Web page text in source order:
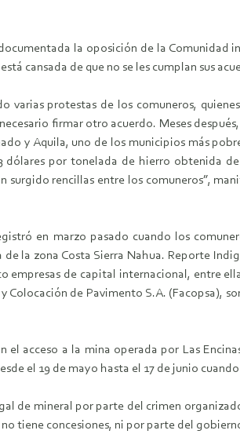
la oposición de la Comunidad
cansada de que no se les cumplan sus
protestas de los comuneros,
firmar otro acuerdo. Meses
y Aquila, uno de los municipios más
dólares por tonelada de hierro obtenida
rencillas entre los comuneros”,
en marzo pasado cuando los
la zona Costa Sierra Nahua. Reporte
empresas de capital internacional, entre
Colocación de Pavimento S.A.
acceso a la mina operada por Las
el 19 de mayo hasta el 17 de junio
de mineral por parte del crimen
tiene concesiones, ni por parte del